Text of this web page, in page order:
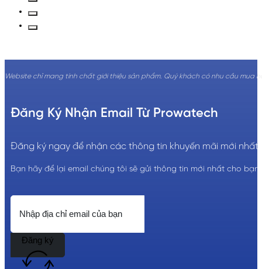
Website chỉ mang tính chất giới thiệu sản phẩm. Quý khách có nhu cầu mua
Đăng Ký Nhận Email Từ Prowatech
Đăng ký ngay để nhận các thông tin khuyến mãi mới nhất!
Bạn hãy để lại email chúng tôi sẽ gửi thông tin mới nhất cho bạn.
Đăng ký